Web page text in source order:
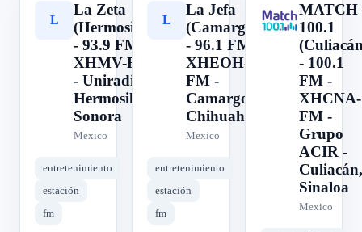
L
La Zeta
(Hermosillo)
- 93.9 FM -
XHMV-FM
- Uniradio -
Hermosillo,
Sonora
Mexico
entretenimiento
estación
fm
L
La Jefa
(Camargo)
- 96.1 FM -
XHEOH-
FM -
Camargo,
Chihuahua
Mexico
entretenimiento
estación
fm
M
MATCH
100.1
- 100.1
FM -
XHCNA-
FM -
Grupo
ACIR -
Culiacán,
Sinaloa
Mexico